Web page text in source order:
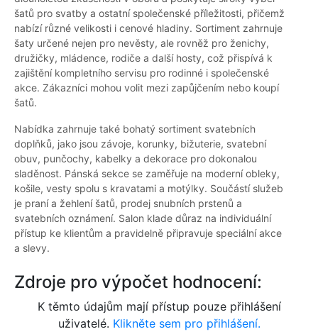
šatů pro svatby a ostatní společenské příležitosti, přičemž
nabízí různé velikosti i cenové hladiny. Sortiment zahrnuje
šaty určené nejen pro nevěsty, ale rovněž pro ženichy,
družičky, mládence, rodiče a další hosty, což přispívá k
zajištění kompletního servisu pro rodinné i společenské
akce. Zákazníci mohou volit mezi zapůjčením nebo koupí
šatů.
Nabídka zahrnuje také bohatý sortiment svatebních
doplňků, jako jsou závoje, korunky, bižuterie, svatební
obuv, punčochy, kabelky a dekorace pro dokonalou
sladěnost. Pánská sekce se zaměřuje na moderní obleky,
košile, vesty spolu s kravatami a motýlky. Součástí služeb
je praní a žehlení šatů, prodej snubních prstenů a
svatebních oznámení. Salon klade důraz na individuální
přístup ke klientům a pravidelně připravuje speciální akce
a slevy.
Zdroje pro výpočet hodnocení:
K těmto údajům mají přístup pouze přihlášení
uživatelé. Klikněte sem pro přihlášení.